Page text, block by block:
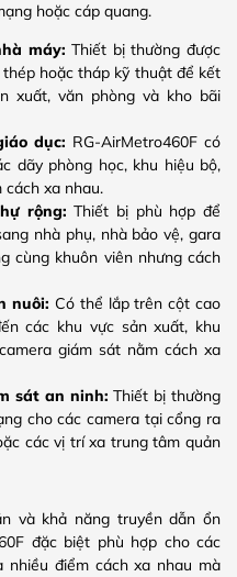
hoặc cáp quang.
máy: Thiết bị thường được
hoặc tháp kỹ thuật để kết
xuất, văn phòng và kho bãi
dục: RG-AirMetro460F có
dãy phòng học, khu hiệu bộ,
xa nhau.
rộng: Thiết bị phù hợp để
nhà phụ, nhà bảo vệ, gara
cùng khuôn viên nhưng cách
nuôi: Có thể lắp trên cột cao
các khu vực sản xuất, khu
giám sát nằm cách xa
sát an ninh: Thiết bị thường
cho các camera tại cổng ra
các vị trí xa trung tâm quản
và khả năng truyền dẫn ổn
đặc biệt phù hợp cho các
điểm cách xa nhau mà